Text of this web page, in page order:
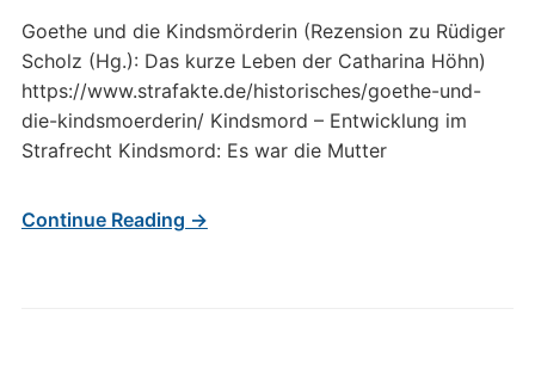
Goethe und die Kindsmörderin (Rezension zu Rüdiger
Scholz (Hg.): Das kurze Leben der Catharina Höhn)
https://www.strafakte.de/historisches/goethe-und-
die-kindsmoerderin/ Kindsmord – Entwicklung im
Strafrecht Kindsmord: Es war die Mutter
Continue Reading →